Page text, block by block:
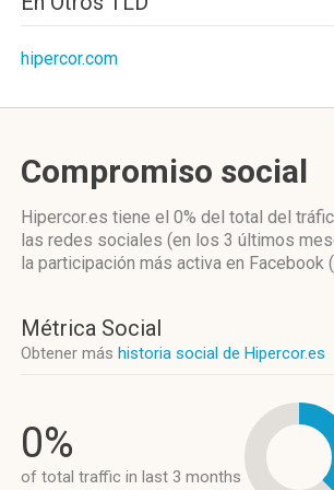
hipercor.com
Compromiso social
Hipercor.es tiene el 0% del total del
las redes sociales (en los 3 últimos
la participación más activa en Facebook
Métrica Social
Obtener más historia social de Hipercor.es
0%
of total traffic in last 3 months